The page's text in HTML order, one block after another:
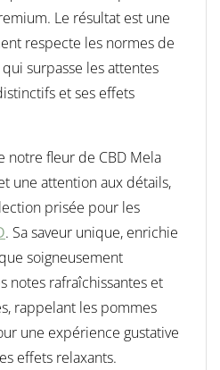
Le résultat est une
respecte les normes de
surpasse les attentes
et ses effets
notre fleur de CBD Mela
une attention aux détails,
prisée pour les
. Sa saveur unique, enrichie
soigneusement
notes rafraîchissantes et
rappelant les pommes
une expérience gustative
effets relaxants.